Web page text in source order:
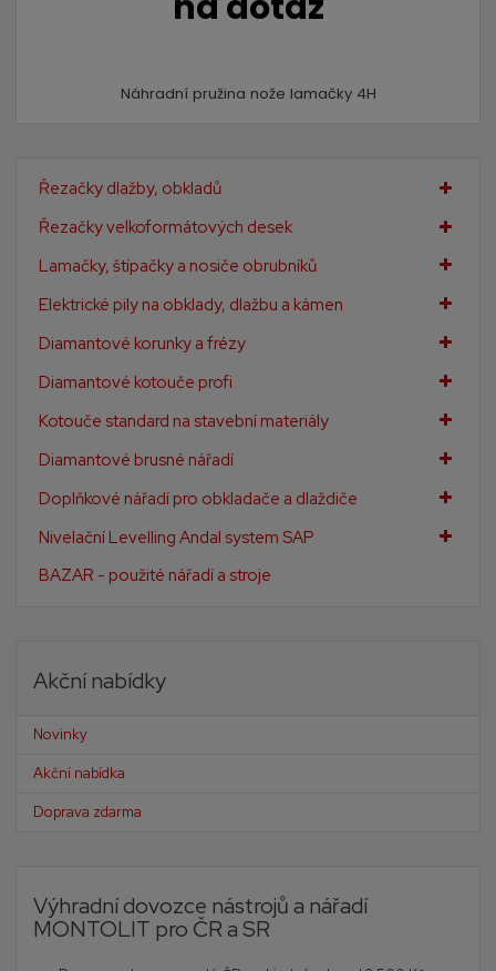
Náhradní pružina nože lamačky 4H
Řezačky dlažby, obkladů
Řezačky velkoformátových desek
Lamačky, štípačky a nosiče obrubníků
Elektrické pily na obklady, dlažbu a kámen
Diamantové korunky a frézy
Diamantové kotouče profi
Kotouče standard na stavební materiály
Diamantové brusné nářadí
Doplňkové nářadí pro obkladače a dlaždiče
Nivelační Levelling Andal system SAP
BAZAR - použité nářadí a stroje
Akční nabídky
Novinky
Akční nabídka
Doprava zdarma
Výhradní dovozce nástrojů a nářadí
MONTOLIT pro ČR a SR